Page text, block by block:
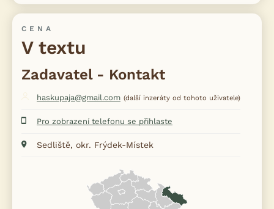
CENA
V textu
Zadavatel - Kontakt
haskupaja@gmail.com (další inzeráty od tohoto uživatele)
Pro zobrazení telefonu se přihlaste
Sedliště, okr. Frýdek-Místek